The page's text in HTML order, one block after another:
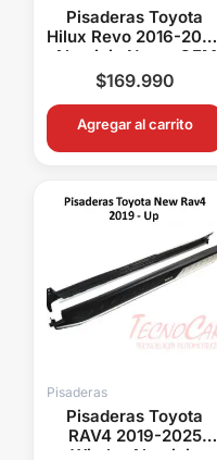
Pisaderas Toyota
Hilux Revo 2016-2026
Aluminio Negro OEM
6 Soportes WIMBO
$169.990
Agregar al carrito
Pisaderas
Pisaderas Toyota
RAV4 2019-2025
Wimbo Aluminio